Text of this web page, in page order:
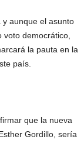
y aunque el asunto
democrático,
la pauta en la
país.
que la nueva
Gordillo, sería